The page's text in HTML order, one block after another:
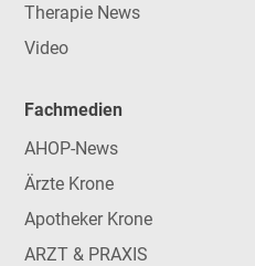
Therapie News
Video
Fachmedien
AHOP-News
Ärzte Krone
Apotheker Krone
ARZT & PRAXIS